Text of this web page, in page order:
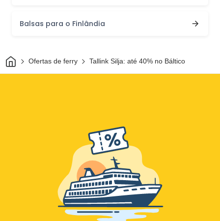
Balsas para o Finlândia
CasaOfertas de ferry Tallink Silja: até 40% no Báltico